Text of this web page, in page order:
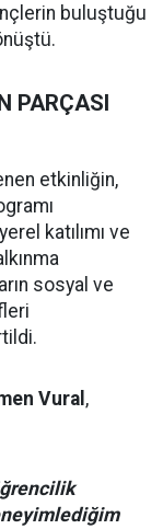
buluştuğu
PARÇASI
etkinliğin,
yerel katılımı ve
sosyal ve
Vural ,